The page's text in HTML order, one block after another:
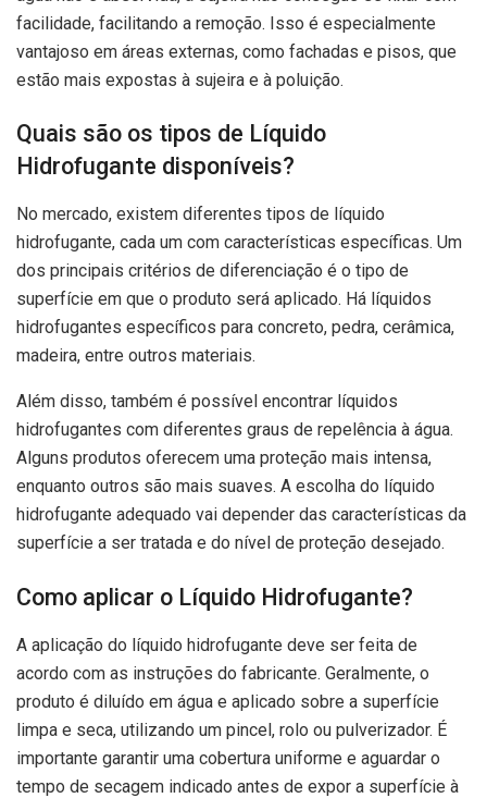
facilidade, facilitando a remoção. Isso é especialmente
vantajoso em áreas externas, como fachadas e pisos, que
estão mais expostas à sujeira e à poluição.
Quais são os tipos de Líquido
Hidrofugante disponíveis?
No mercado, existem diferentes tipos de líquido
hidrofugante, cada um com características específicas. Um
dos principais critérios de diferenciação é o tipo de
superfície em que o produto será aplicado. Há líquidos
hidrofugantes específicos para concreto, pedra, cerâmica,
madeira, entre outros materiais.
Além disso, também é possível encontrar líquidos
hidrofugantes com diferentes graus de repelência à água.
Alguns produtos oferecem uma proteção mais intensa,
enquanto outros são mais suaves. A escolha do líquido
hidrofugante adequado vai depender das características da
superfície a ser tratada e do nível de proteção desejado.
Como aplicar o Líquido Hidrofugante?
A aplicação do líquido hidrofugante deve ser feita de
acordo com as instruções do fabricante. Geralmente, o
produto é diluído em água e aplicado sobre a superfície
limpa e seca, utilizando um pincel, rolo ou pulverizador. É
importante garantir uma cobertura uniforme e aguardar o
tempo de secagem indicado antes de expor a superfície à